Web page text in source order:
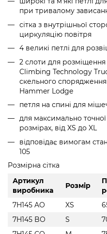
при тривалому
сітка з внутрішньої
циркуляцію повітря
4 великі петлі для
2 слоти для розміщення
Climbing Technology
скельного
Hammer Lodge
петля на спині для
для максимально
розмірах, від XS до XL
відповідає вимогам
105
Розмірна сітка
Артикул
виробника
Розмір
7H145 AO XS
7H145 BO
S